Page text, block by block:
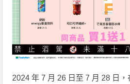
2024 年 7 月 26 日至 7 月 28 日